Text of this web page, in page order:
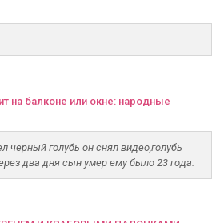
на балконе или окне: народные
черный голубь он снял видео,голубь
два дня сын умер ему было 23 года.